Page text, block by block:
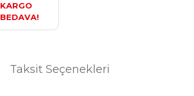
KARGO
BEDAVA!
Taksit Seçenekleri